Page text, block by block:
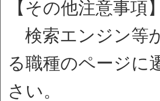
【その他注意事項】
検索エンジン等
る職種のページに
さい。